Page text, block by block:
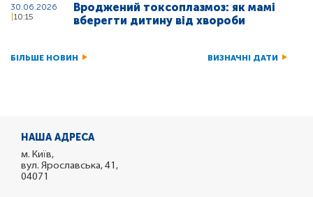
30.06.2026
10:15
Вроджений токсоплазмоз: як мамі
вберегти дитину від хвороби
БІЛЬШЕ НОВИН ВИЗНАЧНІ ДАТИ
НАША АДРЕСА
м. Київ,
вул. Ярославська, 41,
04071